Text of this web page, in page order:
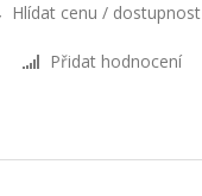
Hlídat cenu / dostupnost
Přidat hodnocení